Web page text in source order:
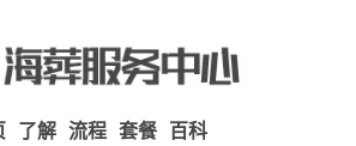
了解 流程 套餐 百科